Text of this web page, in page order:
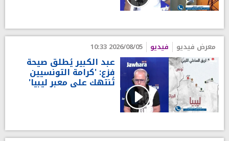
معرض فيديو فيديو 2026/08/05 10:33
عبد الكبير يُطلق صيحة
فزع: 'كرامة التونسيين
تُنتهك على معبر ليبيا'